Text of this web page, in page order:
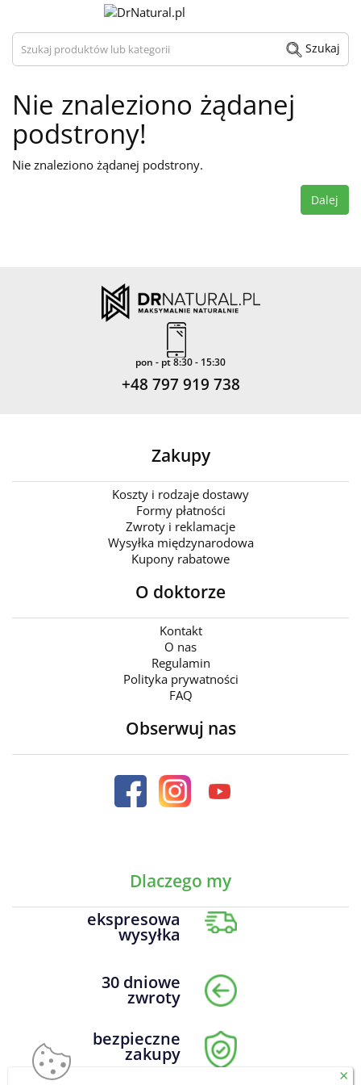
Szukaj produktów lub kategorii Szukaj
Nie znaleziono żądanej
podstrony!
Nie znaleziono żądanej podstrony.
Dalej
pon - pt 8:30 - 15:30
+48 797 919 738
Zakupy
Koszty i rodzaje dostawy
Formy płatności
Zwroty i reklamacje
Wysyłka międzynarodowa
Kupony rabatowe
O doktorze
Kontakt
O nas
Regulamin
Polityka prywatności
FAQ
Obserwuj nas
Dlaczego my
ekspresowa
wysyłka
30 dniowe
zwroty
bezpieczne
zakupy
×